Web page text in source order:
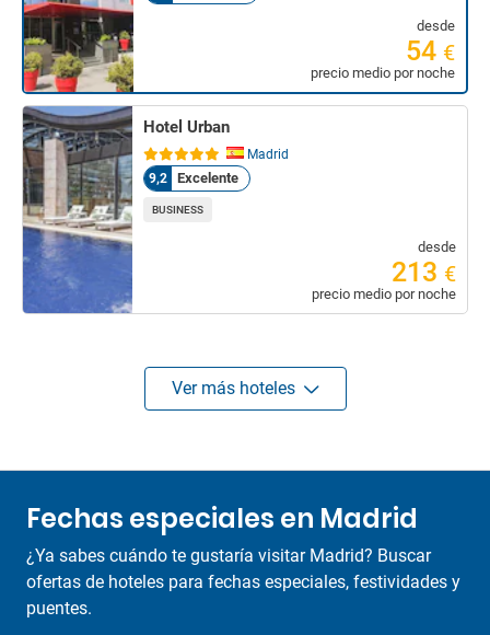
desde
54 €
precio medio por noche
Hotel Urban
Madrid
9,2
Excelente
BUSINESS
desde
213 €
precio medio por noche
Ver más hoteles
Fechas especiales en Madrid
¿Ya sabes cuándo te gustaría visitar Madrid? Buscar
ofertas de hoteles para fechas especiales, festividades y
puentes.